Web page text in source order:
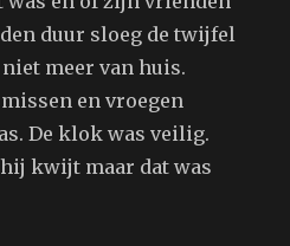
duur sloeg de twijfel
meer van huis.
en vroegen
De klok was veilig.
kwijt maar dat was